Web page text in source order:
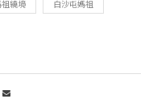
繞境 白沙屯媽祖